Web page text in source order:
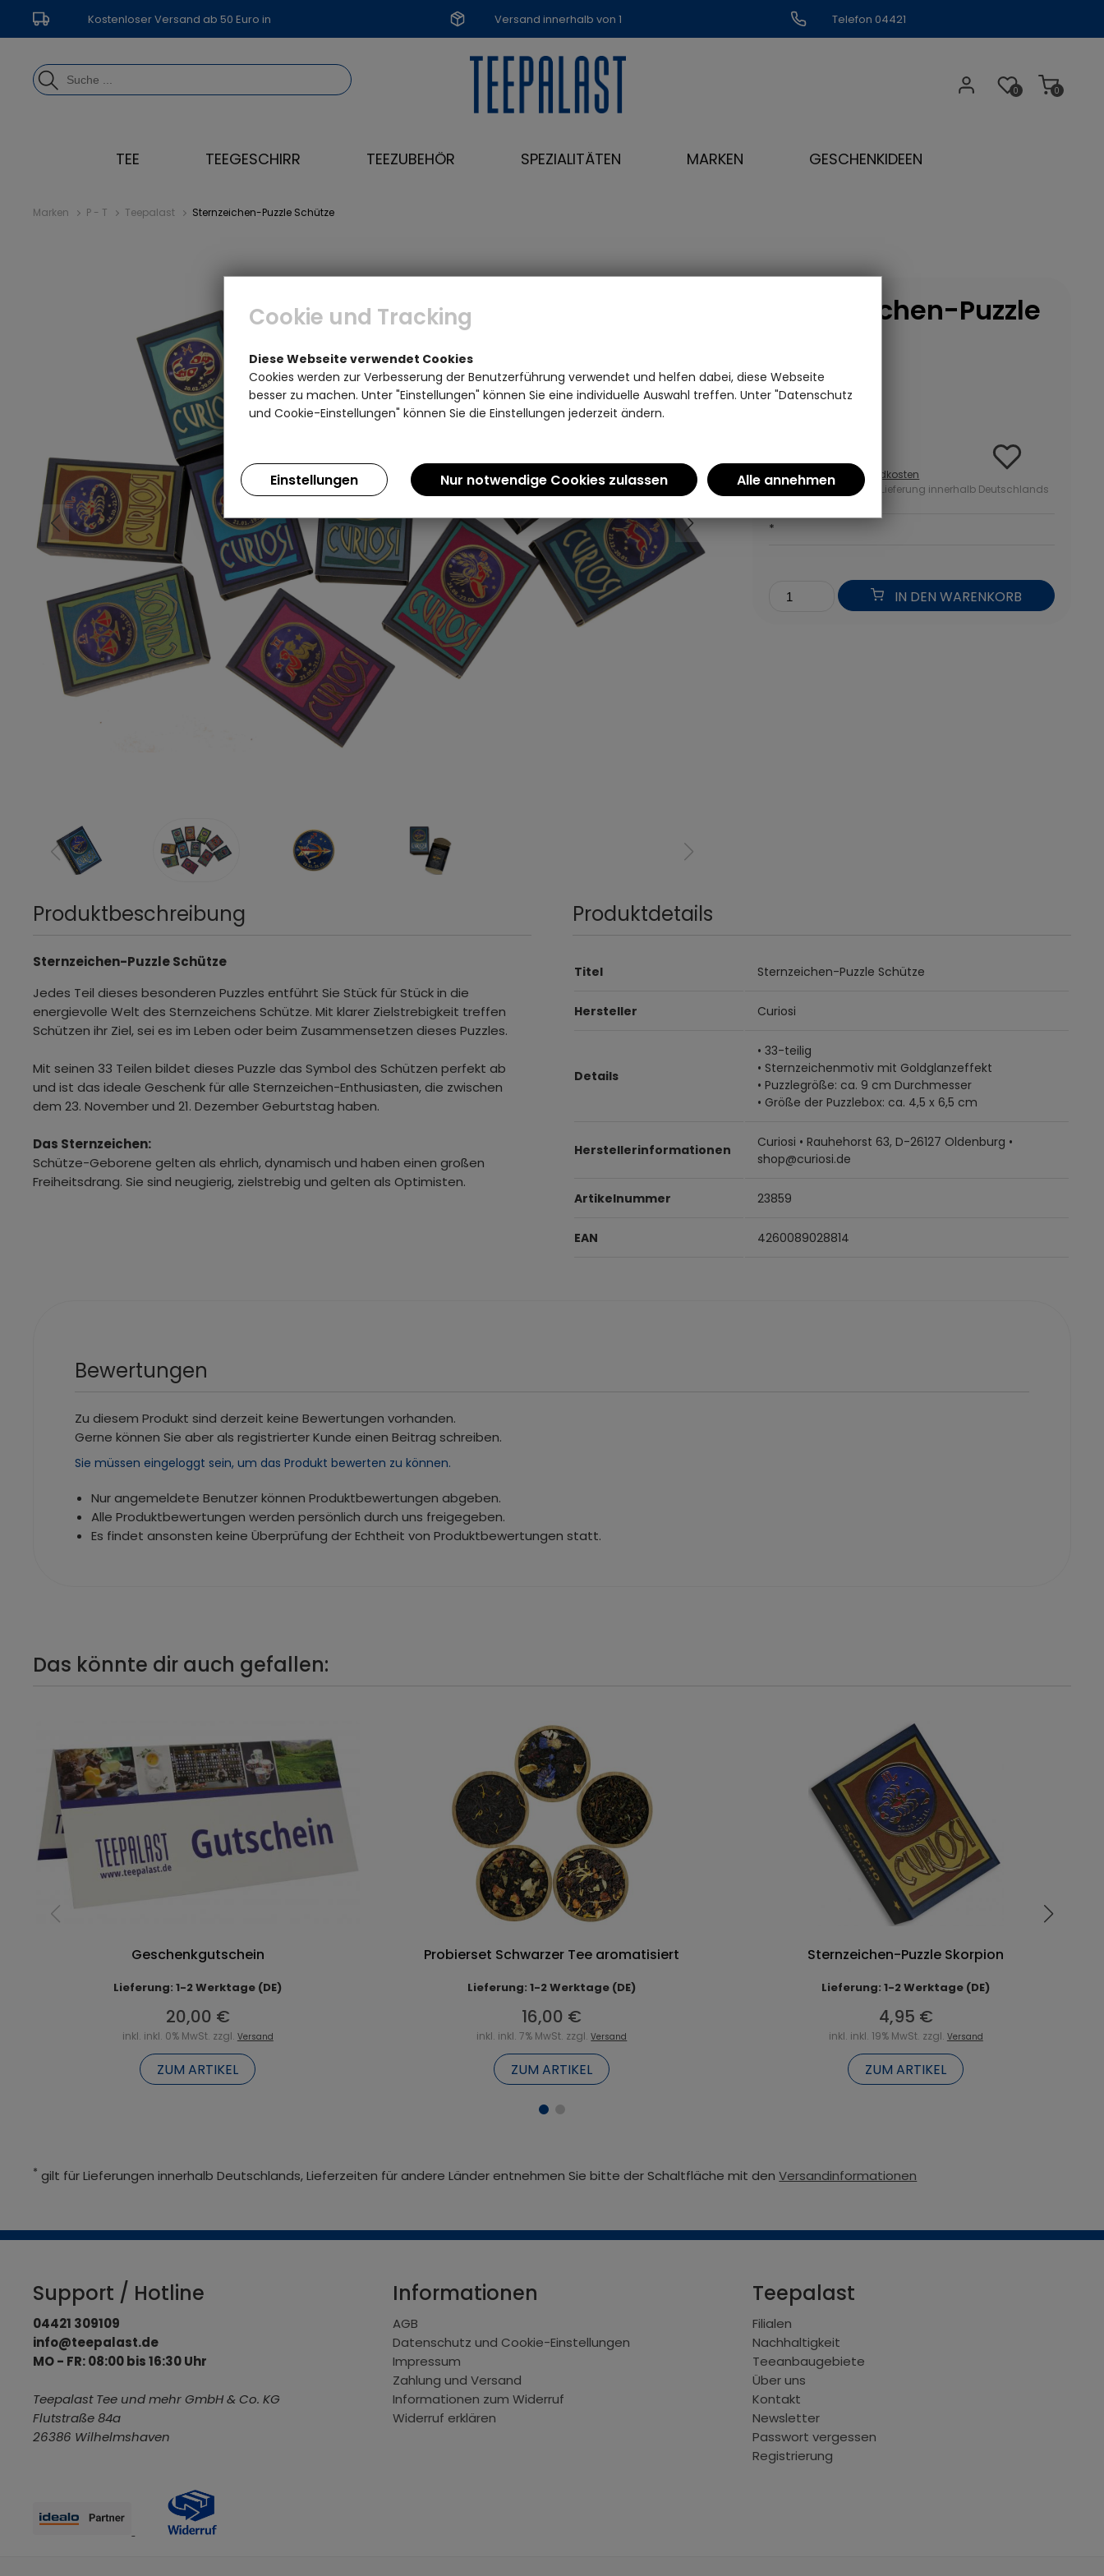
Kostenloser Versand ab 50 Euro in Versand innerhalb von 1
Werktag
Telefon 04421
0
0
TEE TEEGESCHIRR TEEZUBEHÖR SPEZIALITÄTEN MARKEN GESCHENKIDEEN
Marken P - T Teepalast Sternzeichen-Puzzle Schütze
Sternzeichen-Puzzle
33 Teile | Curiosi
inkl. MwSt zzgl.
Versandkosten
ab 50 Euro kostenlose Lieferung innerhalb Deutschlands
*
IN DEN WARENKORB
Produktbeschreibung
Sternzeichen-Puzzle Schütze
Jedes Teil dieses besonderen Puzzles entführt Sie Stück für Stück in die
energievolle Welt des Sternzeichens Schütze. Mit klarer Zielstrebigkeit treffen
Schützen ihr Ziel, sei es im Leben oder beim Zusammensetzen dieses Puzzles.
Mit seinen 33 Teilen bildet dieses Puzzle das Symbol des Schützen perfekt ab
und ist das ideale Geschenk für alle Sternzeichen-Enthusiasten, die zwischen
dem 23. November und 21. Dezember Geburtstag haben.
Das Sternzeichen:
Schütze-Geborene gelten als ehrlich, dynamisch und haben einen großen
Freiheitsdrang. Sie sind neugierig, zielstrebig und gelten als Optimisten.
Produktdetails
Titel Sternzeichen-Puzzle Schütze
Hersteller Curiosi
Details
• 33-teilig
• Sternzeichenmotiv mit Goldglanzeffekt
• Puzzlegröße: ca. 9 cm Durchmesser
• Größe der Puzzlebox: ca. 4,5 x 6,5 cm
Herstellerinformationen
Curiosi • Rauhehorst 63, D-26127 Oldenburg •
shop@curiosi.de
Artikelnummer 23859
EAN 4260089028814
Bewertungen
Zu diesem Produkt sind derzeit keine Bewertungen vorhanden.
Gerne können Sie aber als registrierter Kunde einen Beitrag schreiben.
Sie müssen eingeloggt sein, um das Produkt bewerten zu können.
Nur angemeldete Benutzer können Produktbewertungen abgeben.
Alle Produktbewertungen werden persönlich durch uns freigegeben.
Es findet ansonsten keine Überprüfung der Echtheit von Produktbewertungen statt.
Das könnte dir auch gefallen:
Geschenkgutschein
Lieferung: 1-2 Werktage (DE)
20,00 €
inkl. inkl. 0% MwSt. zzgl. Versand
ZUM ARTIKEL
Probierset Schwarzer Tee aromatisiert
Lieferung: 1-2 Werktage (DE)
16,00 €
inkl. inkl. 7% MwSt. zzgl.Versand
ZUM ARTIKEL
Sternzeichen-Puzzle Skorpion
Lieferung: 1-2 Werktage (DE)
4,95 €
inkl. inkl. 19% MwSt. zzgl. Versand
ZUM ARTIKEL
* gilt für Lieferungen innerhalb Deutschlands, Lieferzeiten für andere Länder entnehmen Sie bitte der Schaltfläche mit denVersandinformationen
Support / Hotline
04421 309109
info@teepalast.de
MO - FR: 08:00 bis 16:30 Uhr
Teepalast Tee und mehr GmbH & Co. KG
Flutstraße 84a
26386 Wilhelmshaven
Informationen
AGB
Datenschutz und Cookie-Einstellungen
Impressum
Zahlung und Versand
Informationen zum Widerruf
Widerruf erklären
Teepalast
Filialen
Nachhaltigkeit
Teeanbaugebiete
Über uns
Kontakt
Newsletter
Passwort vergessen
Registrierung
Cookie und Tracking
Diese Webseite verwendet Cookies
Cookies werden zur Verbesserung der Benutzerführung verwendet und helfen dabei, diese Webseite
besser zu machen. Unter "Einstellungen" können Sie eine individuelle Auswahl treffen. Unter "Datenschutz
und Cookie-Einstellungen" können Sie die Einstellungen jederzeit ändern.
Einstellungen